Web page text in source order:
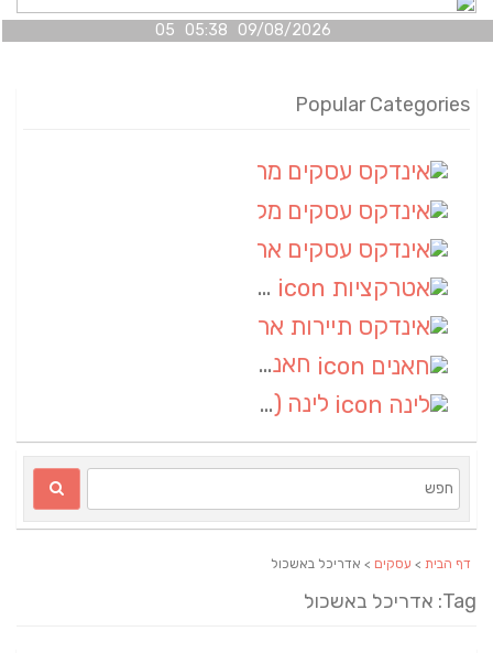
09/08/2026 05:38 05
Popular Categories
אטרקציות
חאנים
לינה (1)
דף הבית > עסקים > אדריכל באשכול
Tag: אדריכל באשכול